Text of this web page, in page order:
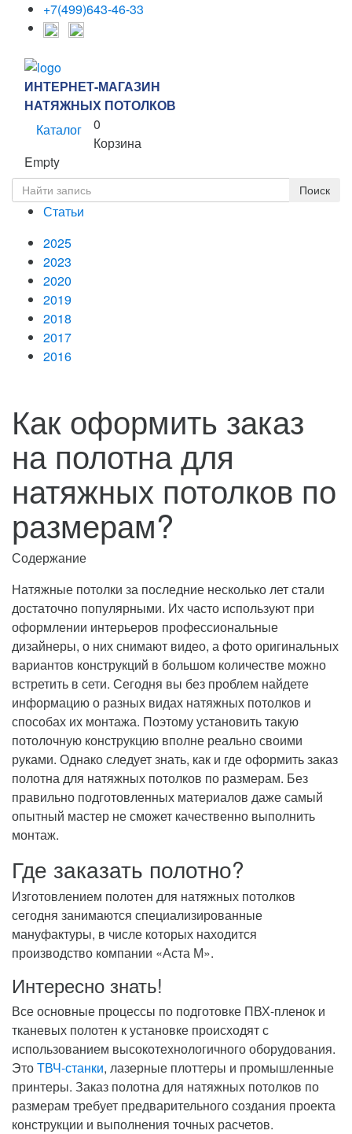
+7(499)643-46-33
ИНТЕРНЕТ-МАГАЗИН
НАТЯЖНЫХ ПОТОЛКОВ
Каталог
0
Корзина
Empty
Статьи
2025
2023
2020
2019
2018
2017
2016
Как оформить заказ
на полотна для
натяжных потолков по
размерам?
Содержание
Натяжные потолки за последние несколько лет стали
достаточно популярными. Их часто используют при
оформлении интерьеров профессиональные
дизайнеры, о них снимают видео, а фото оригинальных
вариантов конструкций в большом количестве можно
встретить в сети. Сегодня вы без проблем найдете
информацию о разных видах натяжных потолков и
способах их монтажа. Поэтому установить такую
потолочную конструкцию вполне реально своими
руками. Однако следует знать, как и где оформить заказ
полотна для натяжных потолков по размерам. Без
правильно подготовленных материалов даже самый
опытный мастер не сможет качественно выполнить
монтаж.
Где заказать полотно?
Изготовлением полотен для натяжных потолков
сегодня занимаются специализированные
мануфактуры, в числе которых находится
производство компании «Аста М».
Интересно знать!
Все основные процессы по подготовке ПВХ-пленок и
тканевых полотен к установке происходят с
использованием высокотехнологичного оборудования.
ЭтоТВЧ-станки, лазерные плоттеры и промышленные
принтеры. Заказ полотна для натяжных потолков по
размерам требует предварительного создания проекта
конструкции и выполнения точных расчетов.